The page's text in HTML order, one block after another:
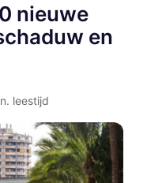
nieuwe
en
leestijd